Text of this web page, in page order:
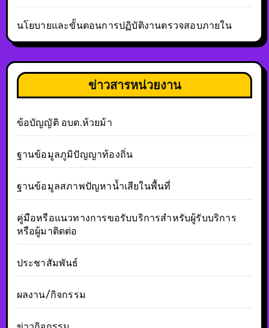
นโยบายและขั้นตอนการปฏิบัติงานตรวจสอบภายใน
ข่าวสารหน่วยงาน
ข้อบัญญัติ อบต.ห้วยม้า
ฐานข้อมูลภูมิปัญญาท้องถิ่น
ฐานข้อมูลสภาพปัญหาน้ำเสียในพื้นที่
คู่มือหรือแนวทางการขอรับบริการสำหรับผู้รับบริการ
หรือผู้มาติดต่อ
ประชาสัมพันธ์
ผลงาน/กิจกรรม